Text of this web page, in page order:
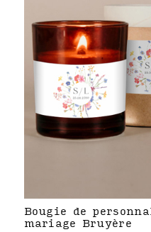
Bougie de
mariage Bruyère